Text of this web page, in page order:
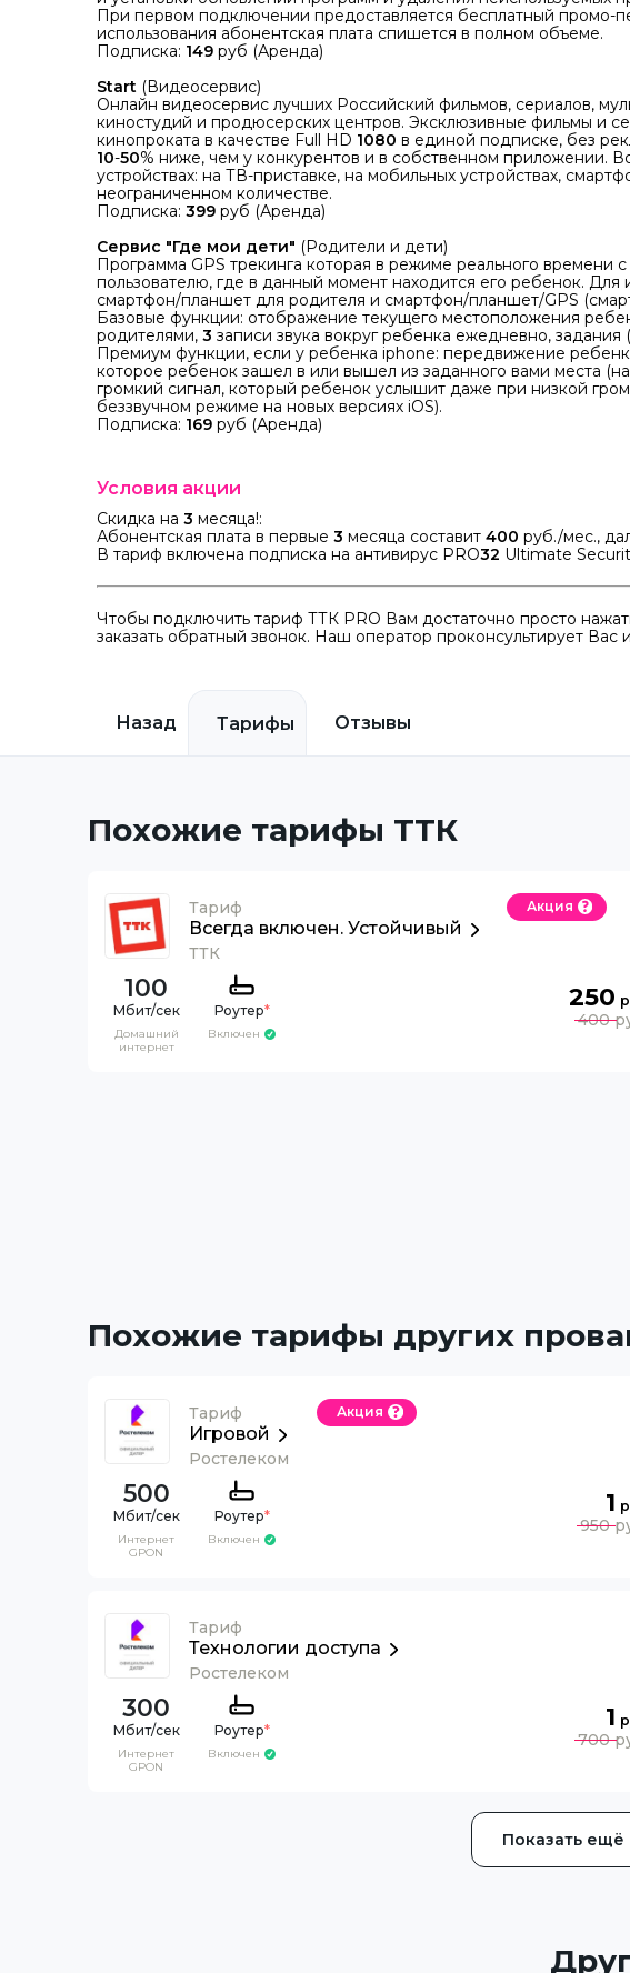
При первом подключении предоставляется бесплатный промо-
использования абонентская плата спишется в полном объеме.
Подписка: 149 руб (Аренда)
Start (Видеосервис)
Онлайн видеосервис лучших Российский фильмов, сериалов,
киностудий и продюсерских центров. Эксклюзивные фильмы и
кинопроката в качестве Full HD 1080 в единой подписке, без
10-50% ниже, чем у конкурентов и в собственном приложении.
устройствах: на ТВ-приставке, на мобильных устройствах,
неограниченном количестве.
Подписка: 399 руб (Аренда)
Сервис "Где мои дети" (Родители и дети)
Программа GPS трекинга которая в режиме реального времени
пользователю, где в данный момент находится его ребенок. Для
смартфон/планшет для родителя и смартфон/планшет/GPS
Базовые функции: отображение текущего местоположения
родителями, 3 записи звука вокруг ребенка ежедневно,
Премиум функции, если у ребенка iphone: передвижение
которое ребенок зашел в или вышел из заданного вами места
громкий сигнал, который ребенок услышит даже при низкой
беззвучном режиме на новых версиях iOS).
Подписка: 169 руб (Аренда)
Условия акции
Скидка на 3 месяца!:
Абонентская плата в первые 3 месяца составит 400 руб./мес.,
В тариф включена подписка на антивирус PRO32 Ultimate
Чтобы подключить тариф ТТК PRO Вам достаточно просто
заказать обратный звонок. Наш оператор проконсультирует Вас и
Назад Тарифы Отзывы
Похожие тарифы ТТК
Тариф
Всегда включен. Устойчивый
ТТК
Акция
100
Домашний
интернет
Роутер*
Включен
250
400
Похожие тарифы других
Тариф
Игровой
Ростелеком
Акция
500
Интернет
GPON
Роутер*
Включен
1
950
Тариф
Технологии доступа
Ростелеком
300
Интернет
GPON
Роутер*
Включен
1
700
Показать ещё